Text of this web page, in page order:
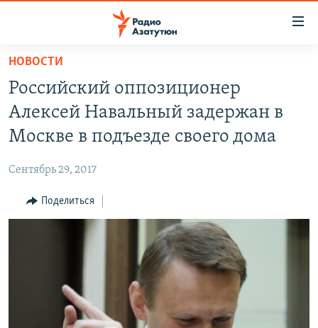
Перейти
основному
содержанию
Перейти
основной
навигации
Перейти
ПОЛИТИКА
ЭКОНОМИКА
РЕГИОН
НАГОРНЫЙ КАРАБАХ
НОВОСТИ
Российский оппозиционер
Алексей Навальный задержан в
Москве в подъезде своего дома
Сентябрь 29, 2017
Поделиться